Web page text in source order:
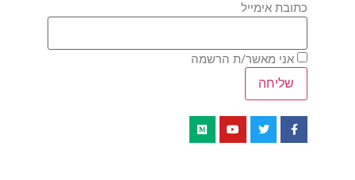
כתובת אימייל
אני מאשר/ת הרשמה